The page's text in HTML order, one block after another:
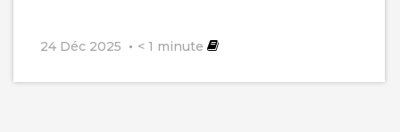
24 Déc 2025 < 1 minute